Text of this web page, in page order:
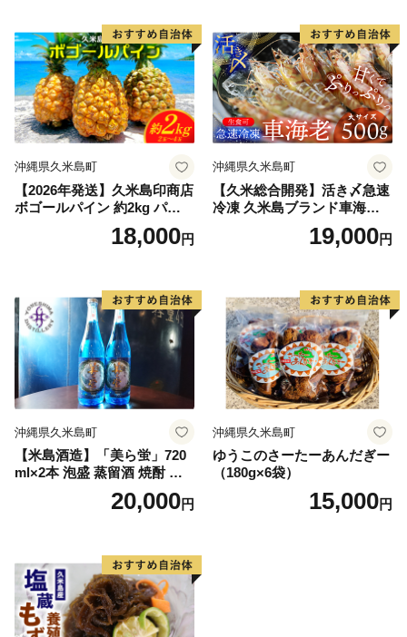
効果 便秘解消 疲労回復 スム
ージー サラダ ヨーグルト ゼ
リー 南国 沖縄 久米島
沖縄県久米島町
【2026年発送】久米島印商店
ボゴールパイン 約2kg パイナ
ップル パイン スナック フル
ーツ ジューシー ボゴール 久
らかい 糖度 ちぎって食べる
甘い香り 小ぶり お土産 旬
18,000円
沖縄県久米島町
【久米総合開発】活き〆急速
冷凍 久米島ブランド車海老
大サイズ 500g 海の幸 海鮮
車えび クルマエビ くるまえ
ト グルメ お祝い 贈答品 贈り
物 お歳暮 お中元
19,000円
沖縄県久米島町
【米島酒造】「美ら蛍」720
ml×2本 泡盛 蒸留酒 焼酎 ア
ルコール 酒 酵母 発酵 米 黒
麹 米麹 もろみ 熟成 蒸留 ブ
20,000円
沖縄県久米島町
ゆうこのさーたーあんだぎー
（180g×6袋）
15,000円